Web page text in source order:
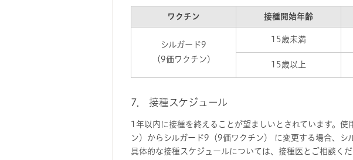
ワクチン 接種開始年齢
シルガード9
（9価ワクチン）
15歳未満
15歳以上
7． 接種スケジュール
1年以内に接種を終えることが望ましいとされています。
ン）からシルガード9（9価ワクチン） に変更する場合、
具体的な接種スケジュールについては、接種医とご相談くだ